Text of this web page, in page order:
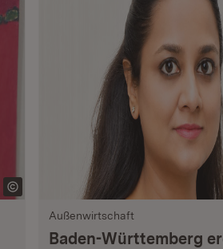
Außenwirtschaft
Baden-Württemberg